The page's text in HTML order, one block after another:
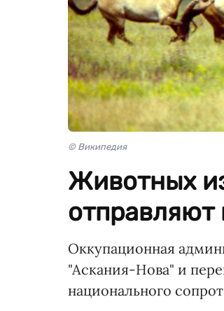
© Википедия
Животных
отправляют
Оккупационная
"Аскания-Нова" и
национального